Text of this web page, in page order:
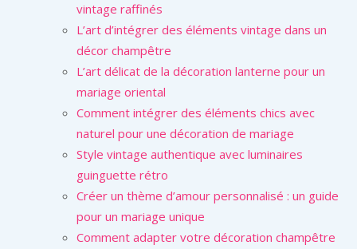
vintage raffinés
L’art d’intégrer des éléments vintage dans un
décor champêtre
L’art délicat de la décoration lanterne pour un
mariage oriental
Comment intégrer des éléments chics avec
naturel pour une décoration de mariage
Style vintage authentique avec luminaires
guinguette rétro
Créer un thème d’amour personnalisé : un guide
pour un mariage unique
Comment adapter votre décoration champêtre